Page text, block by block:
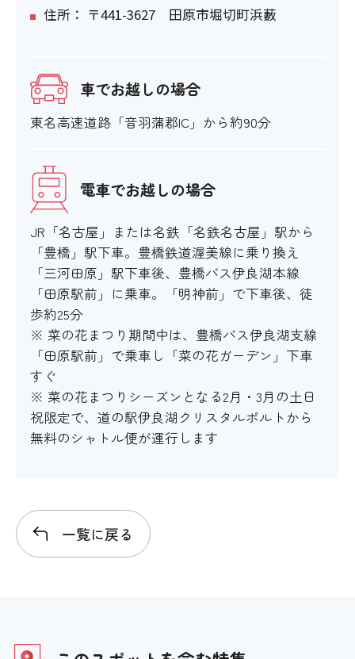
住所： 〒441-3627 田原市堀切町浜藪
車でお越しの場合
東名高速道路「音羽蒲郡IC」から約90分
電車でお越しの場合
JR「名古屋」または名鉄「名鉄名古屋」駅から
「豊橋」駅下車。豊橋鉄道渥美線に乗り換え
「三河田原」駅下車後、豊橋バス伊良湖本線
「田原駅前」に乗車。「明神前」で下車後、徒
歩約25分
※ 菜の花まつり期間中は、豊橋バス伊良湖支線
「田原駅前」で乗車し「菜の花ガーデン」下車
すぐ
※ 菜の花まつりシーズンとなる2月・3月の土日
祝限定で、道の駅伊良湖クリスタルポルトから
無料のシャトル便が運行します
一覧に戻る